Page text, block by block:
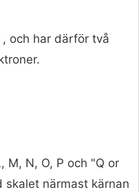
och har därför två
M, N, O, P och "Q or
skalet närmast kärnan